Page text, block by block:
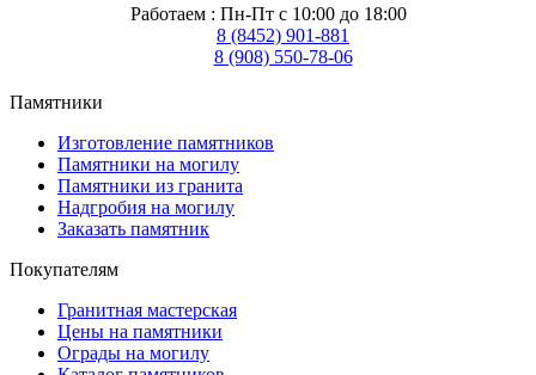
Работаем : Пн-Пт с 10:00 до 18:00
8 (8452) 901-881
8 (908) 550-78-06
Памятники
Изготовление памятников
Памятники на могилу
Памятники из гранита
Надгробия на могилу
Заказать памятник
Покупателям
Гранитная мастерская
Цены на памятники
Ограды на могилу